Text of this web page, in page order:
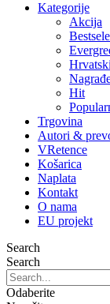
Kategorije
Akcija
Hit
Trgovina
Autori &
VRetence
Košarica
Naplata
Kontakt
O nama
EU projekt
Search
Search
Odaberite